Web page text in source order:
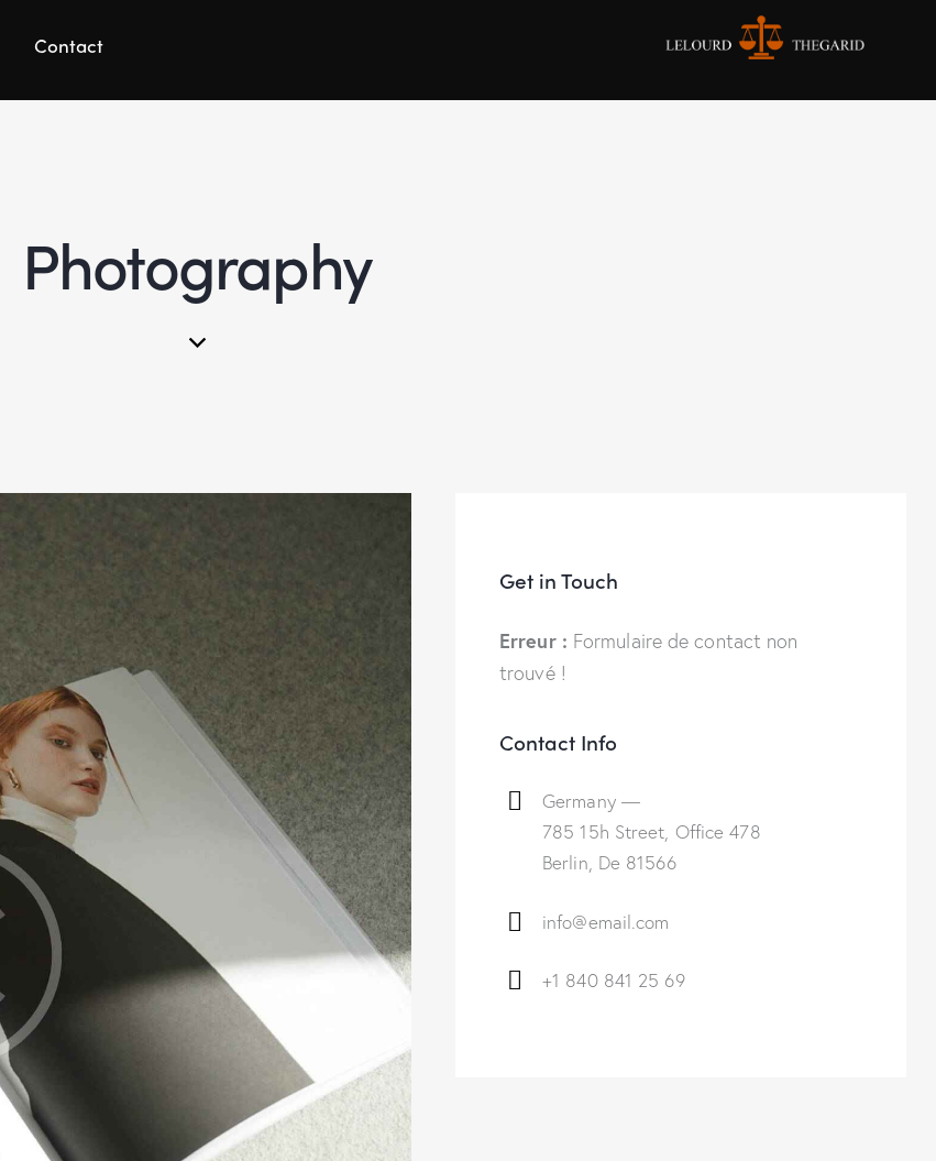
Contact
Photography
Get in Touch
Erreur : Formulaire de contact non
trouvé !
Contact Info
Germany —
785 15h Street, Office 478
Berlin, De 81566
info@email.com
+1 840 841 25 69